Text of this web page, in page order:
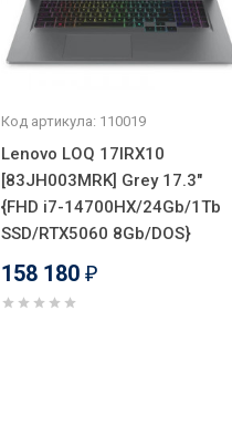
Код артикула: 110019
Lenovo LOQ 17IRX10
[83JH003MRK] Grey 17.3"
{FHD i7-14700HX/24Gb/1Tb
SSD/RTX5060 8Gb/DOS}
158 180 ₽